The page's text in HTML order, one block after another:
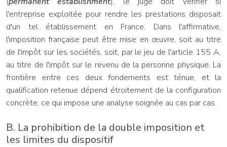
l'entreprise exploitée pour rendre les prestations disposait
d'un tel établissement en France. Dans l'affirmative,
l'imposition française peut être mise en œuvre, soit au titre
de l'impôt sur les sociétés, soit, par le jeu de l'article 155 A,
au titre de l'impôt sur le revenu de la personne physique. La
frontière entre ces deux fondements est ténue, et la
qualification retenue dépend étroitement de la configuration
concrète, ce qui impose une analyse soignée au cas par cas.
B. La prohibition de la double imposition et
les limites du dispositif